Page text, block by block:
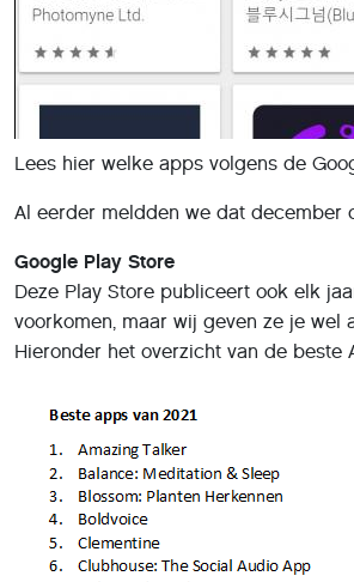
Lees hier welke apps volgens de
Al eerder meldden we dat
Google Play Store
Deze Play Store publiceert ook elk
voorkomen, maar wij geven ze je wel
Hieronder het overzicht van de